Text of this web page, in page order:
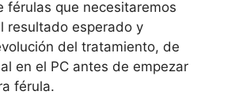
férulas que necesitaremos
resultado esperado y
del tratamiento, de
en el PC antes de empezar
férula.